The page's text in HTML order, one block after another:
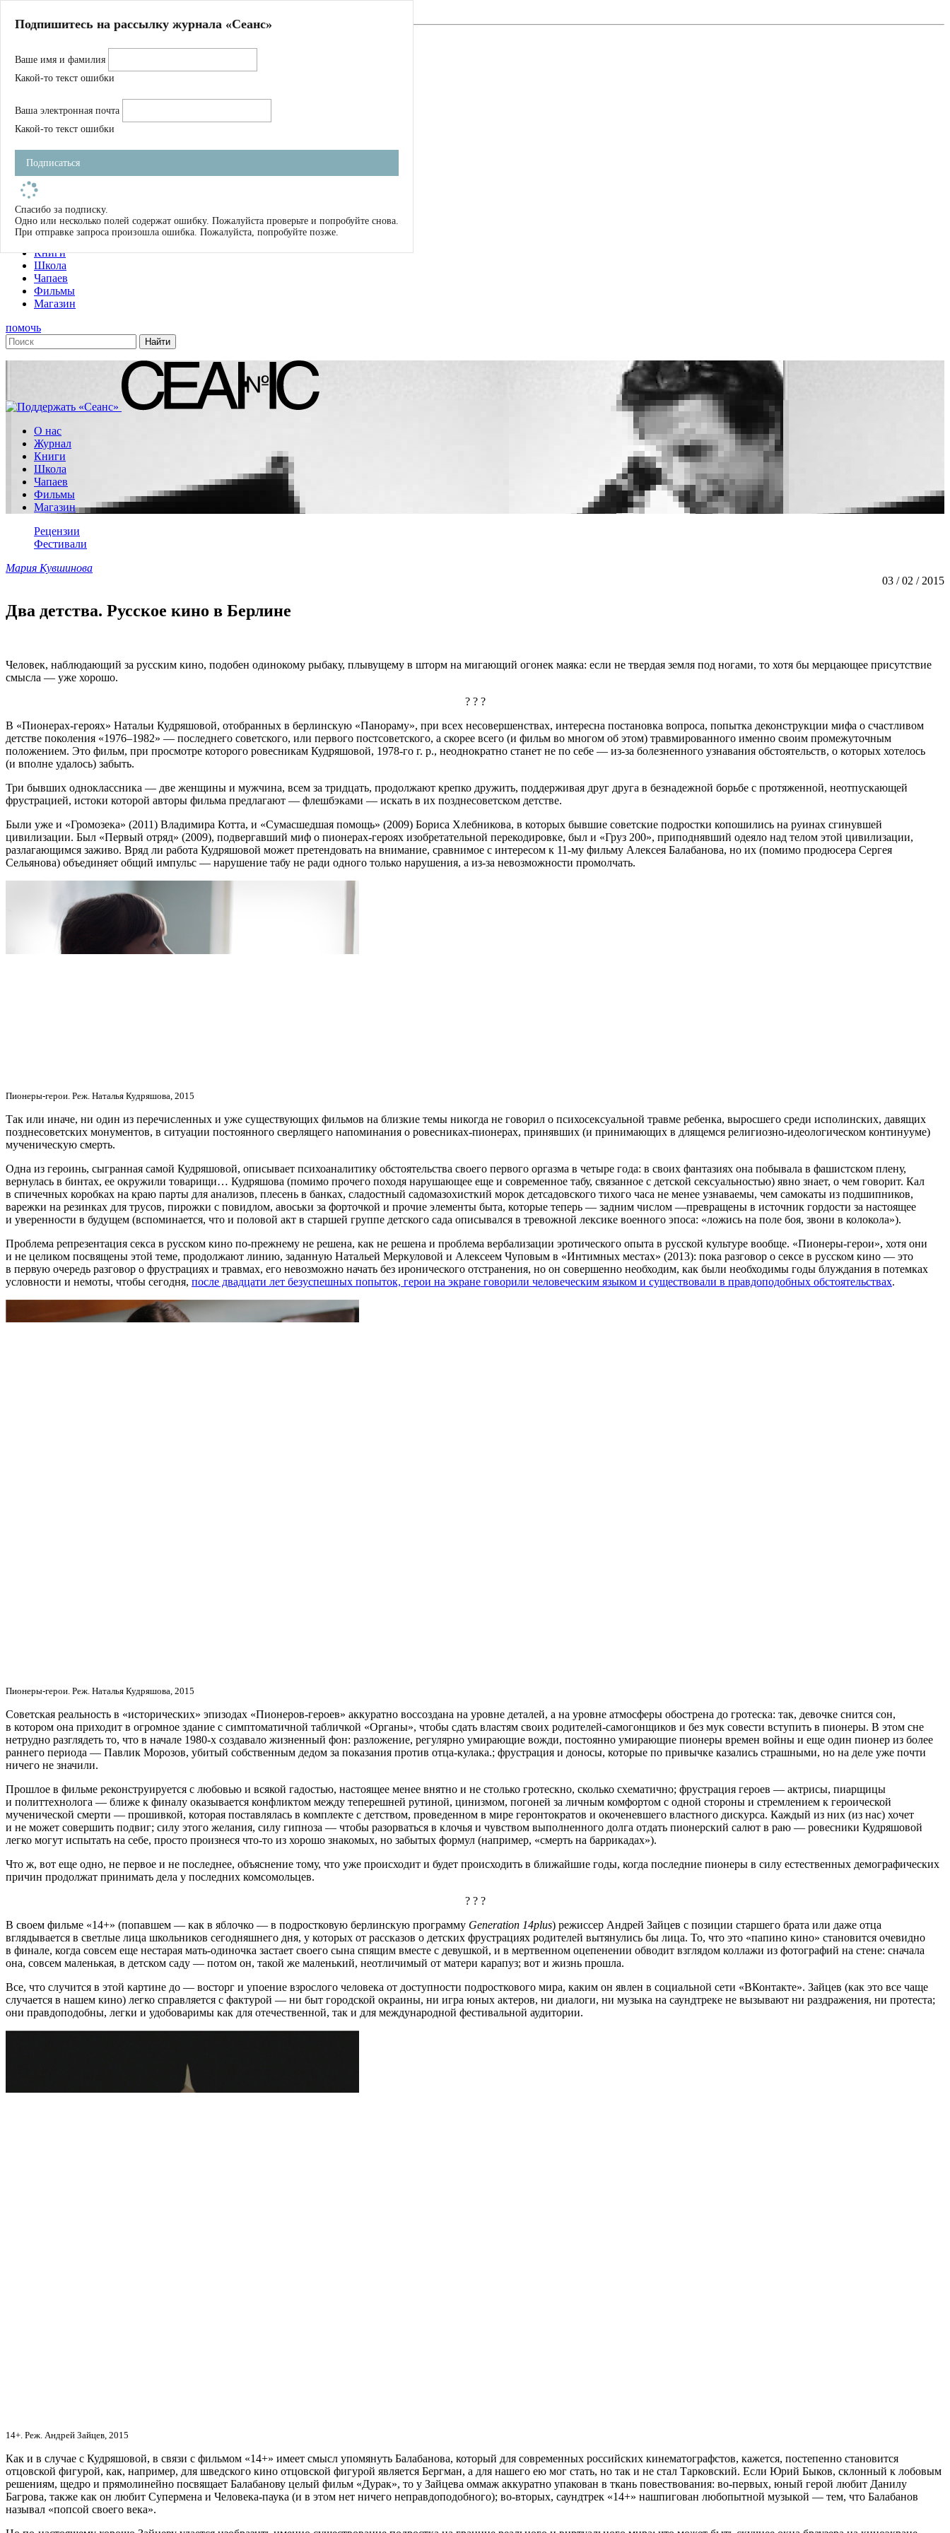
Магазин
Журнал
Школа
Устав
Фильмы
Имена
Тэги
О нас
Журнал
Книги
Школа
Чапаев
Фильмы
Магазин
помочь
О нас
Журнал
Книги
Школа
Чапаев
Фильмы
Магазин
Рецензии
Фестивали
Мария Кувшинова
03 / 02 / 2015
Два детства. Русское кино в Берлине
Человек, наблюдающий за русским кино, подобен одинокому рыбаку, плывущему в шторм на мигающий огонек маяка: если не твердая земля под ногами, то хотя бы мерцающее присутствие
смысла — уже хорошо.
? ? ?
В «Пионерах-героях» Натальи Кудряшовой, отобранных в берлинскую «Панораму», при всех несовершенствах, интересна постановка вопроса, попытка деконструкции мифа о счастливом
детстве поколения «1976–1982» — последнего советского, или первого постсоветского, а скорее всего (и фильм во многом об этом) травмированного именно своим промежуточным
положением. Это фильм, при просмотре которого ровесникам Кудряшовой, 1978-го г. р., неоднократно станет не по себе — из-за болезненного узнавания обстоятельств, о которых хотелось
(и вполне удалось) забыть.
Три бывших одноклассника — две женщины и мужчина, всем за тридцать, продолжают крепко дружить, поддерживая друг друга в безнадежной борьбе с протяженной, неотпускающей
фрустрацией, истоки которой авторы фильма предлагают — флешбэками — искать в их позднесоветском детстве.
Были уже и «Громозека» (2011) Владимира Котта, и «Сумасшедшая помощь» (2009) Бориса Хлебникова, в которых бывшие советские подростки копошились на руинах сгинувшей
цивилизации. Был «Первый отряд» (2009), подвергавший миф о пионерах-героях изобретательной перекодировке, был и «Груз 200», приподнявший одеяло над телом этой цивилизации,
разлагающимся заживо. Вряд ли работа Кудряшовой может претендовать на внимание, сравнимое с интересом к 11-му фильму Алексея Балабанова, но их (помимо продюсера Сергея
Сельянова) объединяет общий импульс — нарушение табу не ради одного только нарушения, а из-за невозможности промолчать.
Пионеры-герои. Реж. Наталья Кудряшова, 2015
Так или иначе, ни один из перечисленных и уже существующих фильмов на близкие темы никогда не говорил о психосексуальной травме ребенка, выросшего среди исполинских, давящих
позднесоветских монументов, в ситуации постоянного сверлящего напоминания о ровесниках-пионерах, принявших (и принимающих в длящемся религиозно-идеологическом континууме)
мученическую смерть.
Одна из героинь, сыгранная самой Кудряшовой, описывает психоаналитику обстоятельства своего первого оргазма в четыре года: в своих фантазиях она побывала в фашистском плену,
вернулась в бинтах, ее окружили товарищи… Кудряшова (помимо прочего походя нарушающее еще и современное табу, связанное с детской сексуальностью) явно знает, о чем говорит. Кал
в спичечных коробках на краю парты для анализов, плесень в банках, сладостный садомазохисткий морок детсадовского тихого часа не менее узнаваемы, чем самокаты из подшипников,
варежки на резинках для трусов, пирожки с повидлом, авоськи за форточкой и прочие элементы быта, которые теперь — задним числом —превращены в источник гордости за настоящее
и уверенности в будущем (вспоминается, что и половой акт в старшей группе детского сада описывался в тревожной лексике военного эпоса: «ложись на поле боя, звони в колокола»).
Проблема репрезентация секса в русском кино по-прежнему не решена, как не решена и проблема вербализации эротического опыта в русской культуре вообще. «Пионеры-герои», хотя они
и не целиком посвящены этой теме, продолжают линию, заданную Натальей Меркуловой и Алексеем Чуповым в «Интимных местах» (2013): пока разговор о сексе в русском кино — это
в первую очередь разговор о фрустрациях и травмах, его невозможно начать без иронического отстранения, но он совершенно необходим, как были необходимы годы блуждания в потемках
условности и немоты, чтобы сегодня, после двадцати лет безуспешных попыток, герои на экране говорили человеческим языком и существовали в правдоподобных обстоятельствах.
Пионеры-герои. Реж. Наталья Кудряшова, 2015
Советская реальность в «исторических» эпизодах «Пионеров-героев» аккуратно воссоздана на уровне деталей, а на уровне атмосферы обострена до гротеска: так, девочке снится сон,
в котором она приходит в огромное здание с симптоматичной табличкой «Органы», чтобы сдать властям своих родителей-самогонщиков и без мук совести вступить в пионеры. В этом сне
нетрудно разглядеть то, что в начале 1980-х создавало жизненный фон: разложение, регулярно умирающие вожди, постоянно умирающие пионеры времен войны и еще один пионер из более
раннего периода — Павлик Морозов, убитый собственным дедом за показания против отца-кулака.; фрустрация и доносы, которые по привычке казались страшными, но на деле уже почти
ничего не значили.
Прошлое в фильме реконструируется с любовью и всякой гадостью, настоящее менее внятно и не столько гротескно, сколько схематично; фрустрация героев — актрисы, пиарщицы
и политтехнолога — ближе к финалу оказывается конфликтом между теперешней рутиной, цинизмом, погоней за личным комфортом с одной стороны и стремлением к героической
мученической смерти — прошивкой, которая поставлялась в комплекте с детством, проведенном в мире геронтократов и окоченевшего властного дискурса. Каждый из них (из нас) хочет
и не может совершить подвиг; cилу этого желания, силу гипноза — чтобы разорваться в клочья и чувством выполненного долга отдать пионерский салют в раю — ровесники Кудряшовой
легко могут испытать на себе, просто произнеся что-то из хорошо знакомых, но забытых формул (например, «смерть на баррикадах»).
Что ж, вот еще одно, не первое и не последнее, объяснение тому, что уже происходит и будет происходить в ближайшие годы, когда последние пионеры в силу естественных демографических
причин продолжат принимать дела у последних комсомольцев.
? ? ?
В своем фильме «14+» (попавшем — как в яблочко — в подростковую берлинскую программу Generation 14plus) режиссер Андрей Зайцев с позиции старшего брата или даже отца
вглядывается в светлые лица школьников сегодняшнего дня, у которых от рассказов о детских фрустрациях родителей вытянулись бы лица. То, что это «папино кино» становится очевидно
в финале, когда совсем еще нестарая мать-одиночка застает своего сына спящим вместе с девушкой, и в мертвенном оцепенении обводит взглядом коллажи из фотографий на стене: сначала
она, совсем маленькая, в детском саду — потом он, такой же маленький, неотличимый от матери карапуз; вот и жизнь прошла.
Все, что случится в этой картине до — восторг и упоение взрослого человека от доступности подросткового мира, каким он явлен в социальной сети «ВКонтакте». Зайцев (как это все чаще
случается в нашем кино) легко справляется с фактурой — ни быт городской окраины, ни игра юных актеров, ни диалоги, ни музыка на саундтреке не вызывают ни раздражения, ни протеста;
они правдоподобны, легки и удобоваримы как для отечественной, так и для международной фестивальной аудитории.
14+. Реж. Андрей Зайцев, 2015
Как и в случае с Кудряшовой, в связи с фильмом «14+» имеет смысл упомянуть Балабанова, который для современных российских кинематографстов, кажется, постепенно становится
отцовской фигурой, как, например, для шведского кино отцовской фигурой является Бергман, а для нашего ею мог стать, но так и не стал Тарковский. Если Юрий Быков, склонный к лобовым
решениям, щедро и прямолинейно посвящает Балабанову целый фильм «Дурак», то у Зайцева оммаж аккуратно упакован в ткань повествования: во-первых, юный герой любит Данилу
Багрова, также как он любит Супермена и Человека-паука (и в этом нет ничего неправдоподобного); во-вторых, саундтрек «14+» нашпигован любопытной музыкой — тем, что Балабанов
называл «попсой своего века».
Подпишитесь на рассылку журнала «Сеанс»
Ваше имя и фамилия
Какой-то текст ошибки
Ваша электронная почта
Какой-то текст ошибки
Подписаться
Спасибо за подписку.
Одно или несколько полей содержат ошибку. Пожалуйста проверьте и попробуйте снова.
При отправке запроса произошла ошибка. Пожалуйста, попробуйте позже.